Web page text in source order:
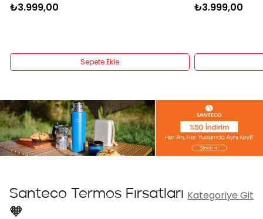
₺3.999,00
Sepete Ekle
₺3.999,00
Santeco Termos Fırsatları
🧡
Kategoriye Git